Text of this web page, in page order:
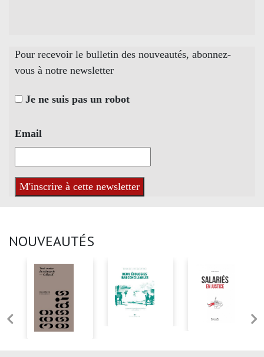
Pour recevoir le bulletin des nouveautés, abonnez-
vous à notre newsletter
Je ne suis pas un robot
Email
NOUVEAUTÉS